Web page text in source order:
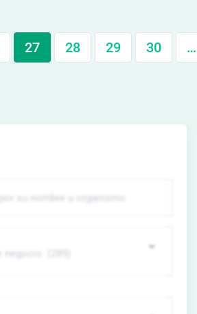
27 28 29 30 …